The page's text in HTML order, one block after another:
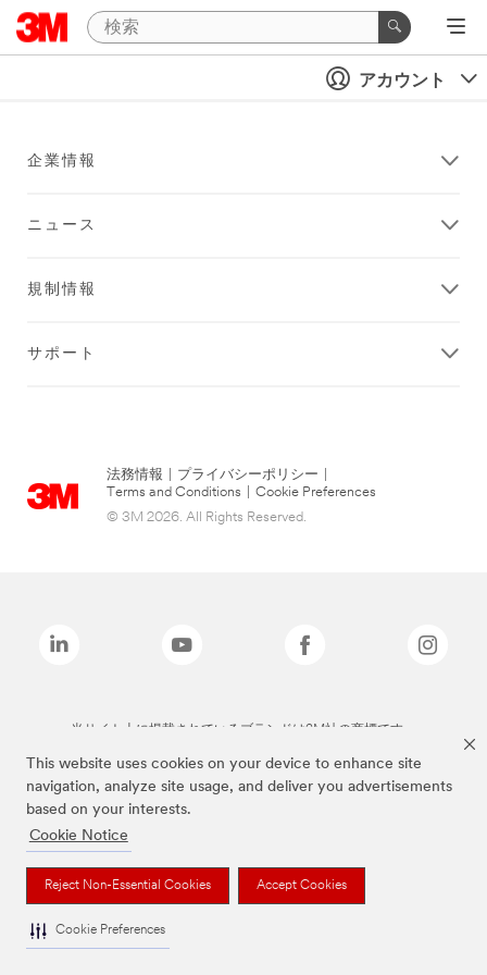
This website uses cookies on your device to enhance site
navigation, analyze site usage, and deliver you advertisements
based on your interests.
Cookie Notice
Reject Non-Essential Cookies Accept Cookies
Cookie Preferences
アカウント
企業情報
ニュース
規制情報
サポート
法務情報 プライバシーポリシー
Terms and Conditions
Cookie Preferences
© 3M 2026. All Rights Reserved.
当サイト上に掲載されているブランドは3M社の商標です。